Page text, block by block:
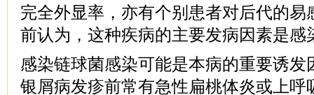
完全外显率，亦有个别患者对后代的易
前认为，这种疾病的主要发病因素是感
感染链球菌感染可能是本病的重要诱发
银屑病发疹前常有急性扁桃体炎或上呼